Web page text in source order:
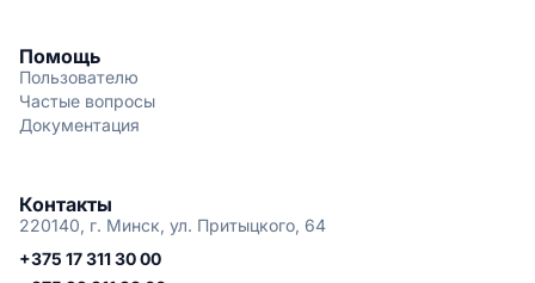
Помощь
Пользователю
Частые вопросы
Документация
Контакты
220140, г. Минск, ул. Притыцкого, 64
+375 17 311 30 00